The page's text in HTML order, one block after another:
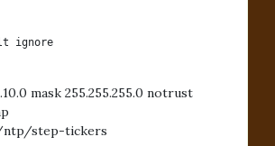
ignore
mask 255.255.255.0 notrust
step-tickers